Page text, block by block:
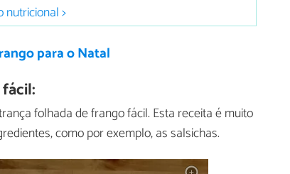
>
para o Natal
folhada de frango fácil. Esta receita é muito
como por exemplo, as salsichas.